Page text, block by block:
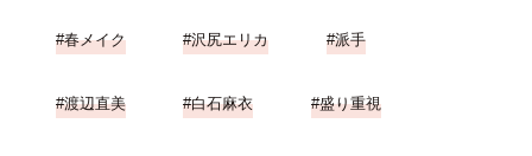
春メイク 沢尻エリカ 派手
渡辺直美 白石麻衣 盛り重視